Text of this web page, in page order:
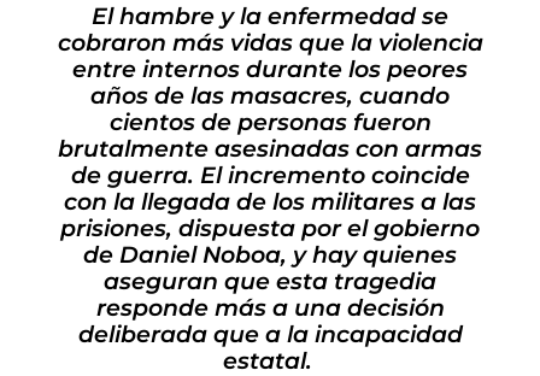
El hambre y la enfermedad se
cobraron más vidas que la violencia
entre internos durante los peores
años de las masacres, cuando
cientos de personas fueron
brutalmente asesinadas con armas
de guerra. El incremento coincide
con la llegada de los militares a las
prisiones, dispuesta por el gobierno
de Daniel Noboa, y hay quienes
aseguran que esta tragedia
responde más a una decisión
deliberada que a la incapacidad
estatal.